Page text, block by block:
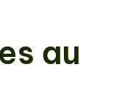
au